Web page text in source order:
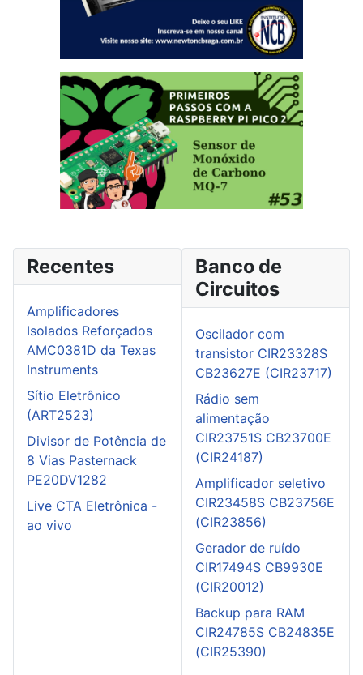
Recentes
Amplificadores
Isolados Reforçados
AMC0381D da Texas
Instruments
Sítio Eletrônico
(ART2523)
Divisor de Potência de
8 Vias Pasternack
PE20DV1282
Live CTA Eletrônica -
ao vivo
Banco de
Circuitos
Oscilador com
transistor CIR23328S
CB23627E (CIR23717)
Rádio sem
alimentação
CIR23751S CB23700E
(CIR24187)
Amplificador seletivo
CIR23458S CB23756E
(CIR23856)
Gerador de ruído
CIR17494S CB9930E
(CIR20012)
Backup para RAM
CIR24785S CB24835E
(CIR25390)